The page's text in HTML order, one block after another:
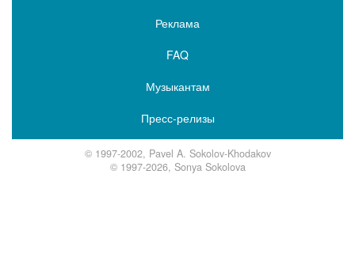
Реклама
FAQ
Музыкантам
Пресс-релизы
© 1997-2002, Pavel A. Sokolov-Khodakov
© 1997-2026, Sonya Sokolova